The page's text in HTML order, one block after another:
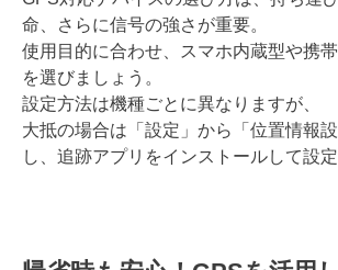
命、さらに信号の強さが重要。
使用目的に合わせ、スマホ内蔵型や携
を選びましょう。
設定方法は機種ごとに異なりますが、
大抵の場合は「設定」から「位置情報
し、追跡アプリをインストールして設